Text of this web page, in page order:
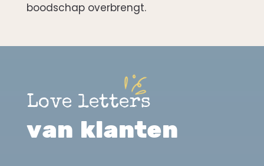
boodschap overbrengt.
Love letters
van klanten